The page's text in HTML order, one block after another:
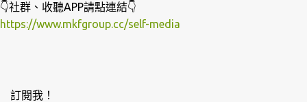
👇社群、收聽APP請點連結👇
https://www.mkfgroup.cc/self-media
訂閱我！